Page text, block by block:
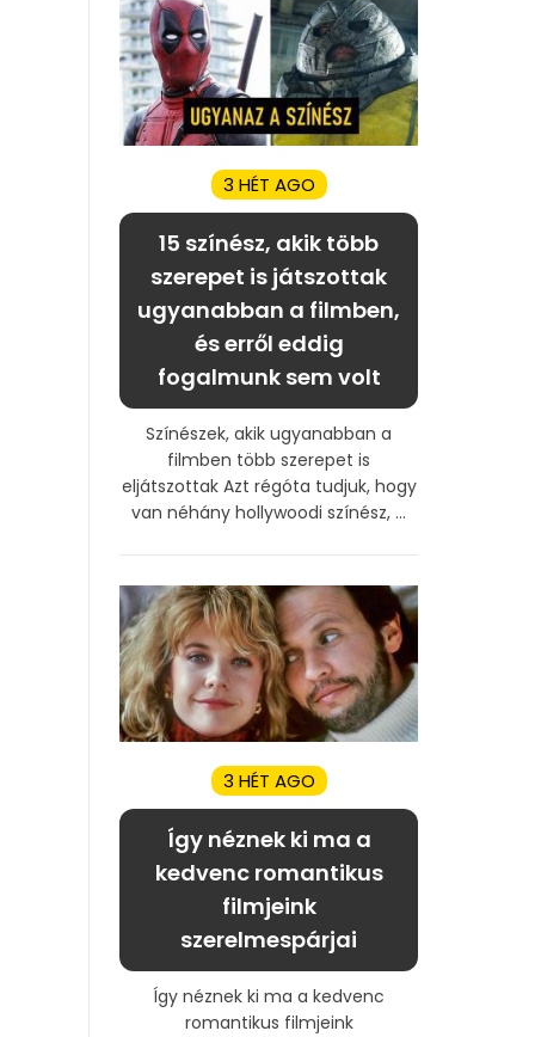
3 HÉT AGO
15 színész, akik több
szerepet is játszottak
ugyanabban a filmben,
és erről eddig
fogalmunk sem volt
Színészek, akik ugyanabban a
filmben több szerepet is
eljátszottak Azt régóta tudjuk, hogy
van néhány hollywoodi színész, ...
3 HÉT AGO
Így néznek ki ma a
kedvenc romantikus
filmjeink
szerelmespárjai
Így néznek ki ma a kedvenc
romantikus filmjeink